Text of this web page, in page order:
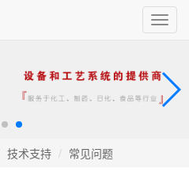
技术支持 常见问题